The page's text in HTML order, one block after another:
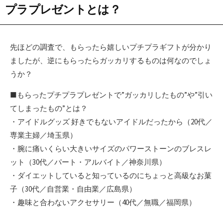
プラプレゼントとは？
先ほどの調査で、もらったら嬉しいプチプラギフトが分かり
ましたが、逆にもらったらガッカリするものは何なのでしょ
うか？
■もらったプチプラプレゼントで”ガッカリしたもの”や”引い
てしまったもの”とは？
・アイドルグッズ 好きでもないアイドルだったから（20代／
専業主婦／埼玉県）
・腕に痛いくらい大きいサイズのパワーストーンのブレスレ
ット（30代／パート・アルバイト／神奈川県）
・ダイエットしていると知っているのにちょっと高級なお菓
子（30代／自営業・自由業／広島県）
・趣味と合わないアクセサリー（40代／無職／福岡県）